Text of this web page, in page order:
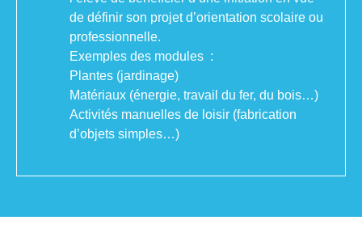
de définir son projet d’orientation scolaire ou
professionnelle.
Exemples des modules :
Plantes (jardinage)
Matériaux (énergie, travail du fer, du bois…)
Activités manuelles de loisir (fabrication
d’objets simples…)